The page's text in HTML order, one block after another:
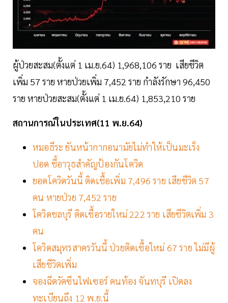
ผู้ป่วยสะสม(ตั้งแต่ 1 เม.ย.64) 1,968,106 ราย เสียชีวิต
เพิ่ม 57 ราย หายป่วยเพิ่ม 7,452 ราย กำลังรักษา 96,450
ราย หายป่วยสะสม(ตั้งแต่ 1 เม.ย.64) 1,853,210 ราย
สถานการณ์ในประเทศ(11 พ.ย.64)
หมอธีระ ยันหน้ากากอนามัยไม่ทำให้เป็นมะเร็ง
ปอด ชี้อาวุธสำคัญป้องกันโควิด
ยอดโควิดวันนี้ ติดเชื้อเพิ่ม 7,496 ราย เสียชีวิต 57
คน หายป่วย 7,452 ราย
โควิดชลบุรี ติดเชื้อรายใหม่ 222 ราย เสียชีวิตเพิ่ม 3
คน
โควิดสมุทรสาครวันนี้ ป่วยติดเชื้อใหม่ 67 ราย ไม่มีผู้
เสียชีวิตเพิ่ม
จองฉีดวัคซีนไฟเซอร์ คนท้อง จันทบุรี เปิดลง
ทะเบียนถึง 12 พ.ย.นี้